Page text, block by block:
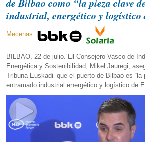
industrial, energético y logístico
Mecenas
BILBAO, 22 de julio. El Consejero Vasco de
Energética y Sostenibilidad, Mikel Jauregi,
Tribuna Euskadi’ que el puerto de Bilbao es “la
entramado industrial energético y logístico de